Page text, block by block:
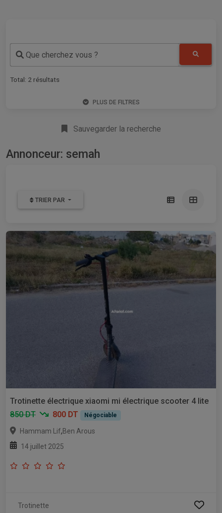
Que cherchez vous ?
Total: 2 résultats
PLUS DE FILTRES
Sauvegarder la recherche
Annonceur: semah
TRIER PAR
Trotinette électrique xiaomi mi électrique scooter 4 lite
850 DT
800 DT Négociable
Hammam Lif,Ben Arous
14 juillet 2025
Trotinette